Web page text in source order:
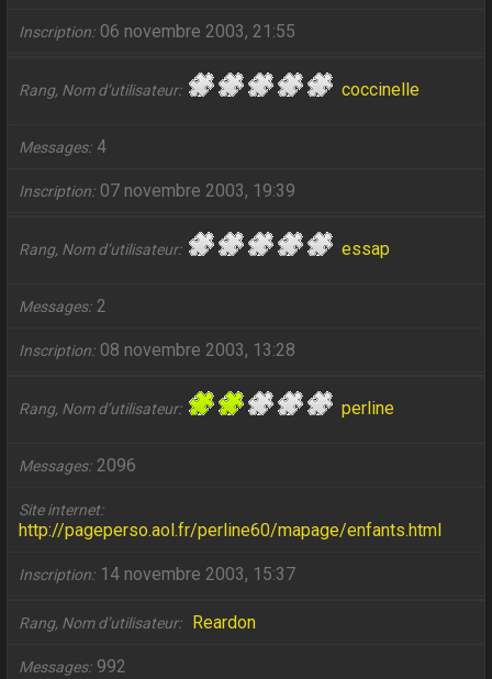
Inscription 06 novembre 2003, 21:55
Rang, Nom d’utilisateur coccinelle
Messages 4
Inscription 07 novembre 2003, 19:39
Rang, Nom d’utilisateur essap
Messages 2
Inscription 08 novembre 2003, 13:28
Rang, Nom d’utilisateur perline
Messages 2096
Site internet
http://pageperso.aol.fr/perline60/mapage/enfants.html
Inscription 14 novembre 2003, 15:37
Rang, Nom d’utilisateur Reardon
Messages 992